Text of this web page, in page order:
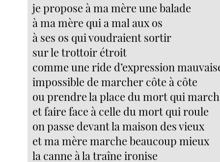
je propose à ma mère une balade
à ma mère qui a mal aux os
à ses os qui voudraient sortir
sur le trottoir étroit
comme une ride d’expression
impossible de marcher côte à côte
ou prendre la place du mort qui
et faire face à celle du mort qui roule
on passe devant la maison des vieux
et ma mère marche beaucoup mieux
la canne à la traîne ironise